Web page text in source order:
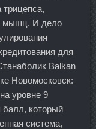
трицепса,
мышц. И дело
для
Balkan
Новомосковск:
уровне 9
балл, который
система,